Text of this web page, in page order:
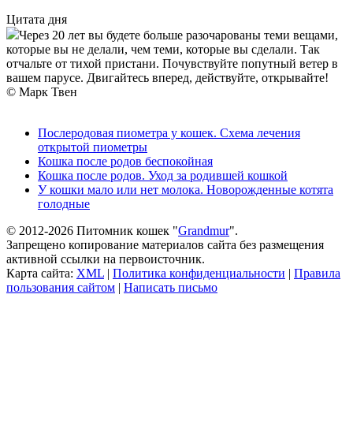
Цитата дня
Через 20 лет вы будете больше разочарованы теми вещами,
которые вы не делали, чем теми, которые вы сделали. Так
отчальте от тихой пристани. Почувствуйте попутный ветер в
вашем парусе. Двигайтесь вперед, действуйте, открывайте!
© Марк Твен
Послеродовая пиометра у кошек. Схема лечения
открытой пиометры
Кошка после родов беспокойная
Кошка после родов. Уход за родившей кошкой
У кошки мало или нет молока. Новорожденные котята
голодные
© 2012-2026 Питомник кошек "Grandmur".
Запрещено копирование материалов сайта без размещения
активной ссылки на первоисточник.
Карта сайта: XML | Политика конфиденциальности | Правила
пользования сайтом | Написать письмо